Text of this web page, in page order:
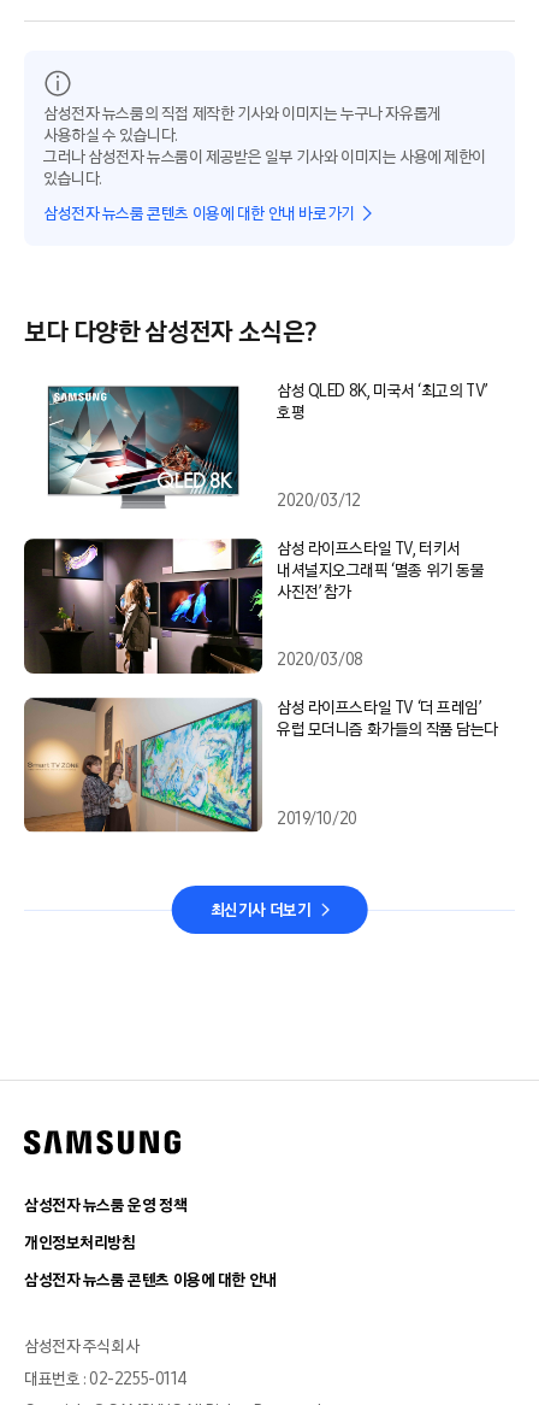
삼성전자 뉴스룸의 직접 제작한 기사와 이미지는 누구나 자유롭게
사용하실 수 있습니다.
그러나 삼성전자 뉴스룸이 제공받은 일부 기사와 이미지는 사용에 제한이
있습니다.
삼성전자 뉴스룸 콘텐츠 이용에 대한 안내 바로가기
보다 다양한 삼성전자 소식은?
삼성 QLED 8K, 미국서 ‘최고의 TV’
호평
2020/03/12
삼성 라이프스타일 TV, 터키서
내셔널지오그래픽 ‘멸종 위기 동물
사진전’ 참가
2020/03/08
삼성 라이프스타일 TV ‘더 프레임’
유럽 모더니즘 화가들의 작품 담는다
2019/10/20
최신기사 더보기
삼성전자 뉴스룸 운영 정책
개인정보처리방침
삼성전자 뉴스룸 콘텐츠 이용에 대한 안내
삼성전자 주식회사
대표번호 : 02-2255-0114